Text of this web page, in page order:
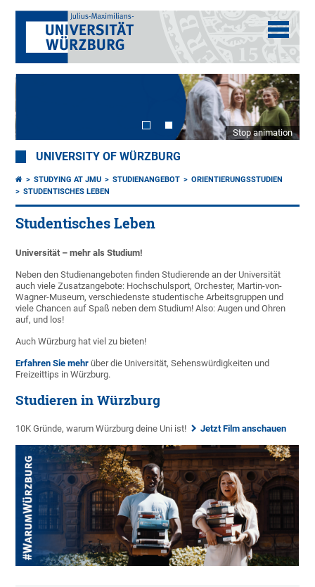
Stop animation
UNIVERSITY OF WÜRZBURG
STUDYING AT JMU STUDIENANGEBOT
ORIENTIERUNGSSTUDIEN
STUDENTISCHES LEBEN
Studentisches Leben
Universität – mehr als Studium!
Neben den Studienangeboten finden Studierende an der Universität
auch viele Zusatzangebote: Hochschulsport, Orchester, Martin-von-
Wagner-Museum, verschiedenste studentische Arbeitsgruppen und
viele Chancen auf Spaß neben dem Studium! Also: Augen und Ohren
auf, und los!
Auch Würzburg hat viel zu bieten!
Erfahren Sie mehrüber die Universität, Sehenswürdigkeiten und
Freizeittips in Würzburg.
Studieren in Würzburg
10K Gründe, warum Würzburg deine Uni ist! Jetzt Film anschauen